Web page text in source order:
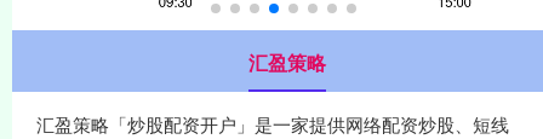
汇盈策略
汇盈策略「炒股配资开户」是一家提供网络配资炒股、短线